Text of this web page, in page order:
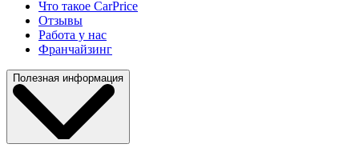
Что такое CarPrice
Отзывы
Работа у нас
Франчайзинг
Полезная информация